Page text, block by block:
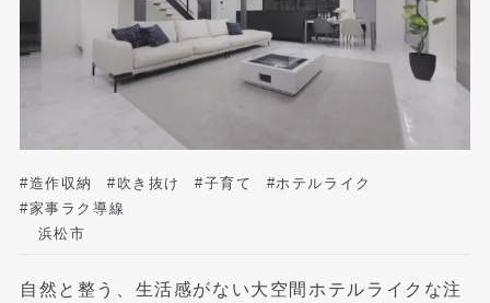
#造作収納 #吹き抜け #子育て
#ホテルライク
#家事ラク導線
浜松市
自然と整う、生活感がない大空間ホテルライクな注